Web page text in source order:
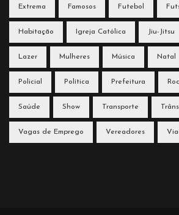
Extrema Famosos Futebol
Habitação Igreja Católica Jiu-Jitsu
Lazer Mulheres Música Natal
Policial Política Prefeitura
Saúde Show Transporte
Vagas de Emprego Vereadores